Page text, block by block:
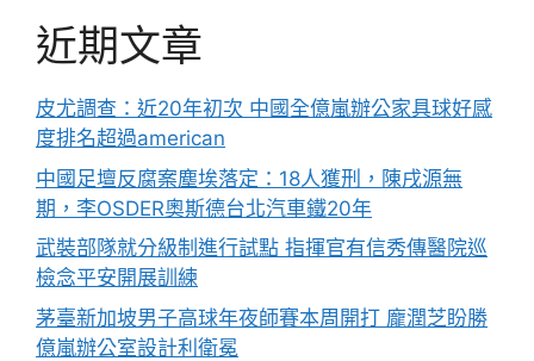
近期文章
皮尤調查：近20年初次 中國全億嵐辦公家具球好感
度排名超過american
中國足壇反腐案塵埃落定：18人獲刑，陳戌源無
期，李OSDER奧斯德台北汽車鐵20年
武裝部隊就分級制進行試點 指揮官有信秀傳醫院巡
檢念平安開展訓練
茅臺新加坡男子高球年夜師賽本周開打 龐潤芝盼勝
億嵐辦公室設計利衛冕